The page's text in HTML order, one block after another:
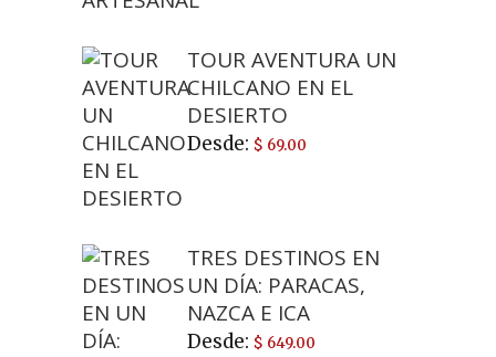
TOUR AVENTURA UN
CHILCANO EN EL
DESIERTO
Desde: $ 69.00
TRES DESTINOS EN
UN DÍA: PARACAS,
NAZCA E ICA
Desde: $ 649.00